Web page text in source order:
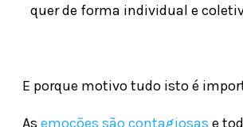
quer de forma individual e
E porque motivo tudo isto é
As emoções são contagiosas e